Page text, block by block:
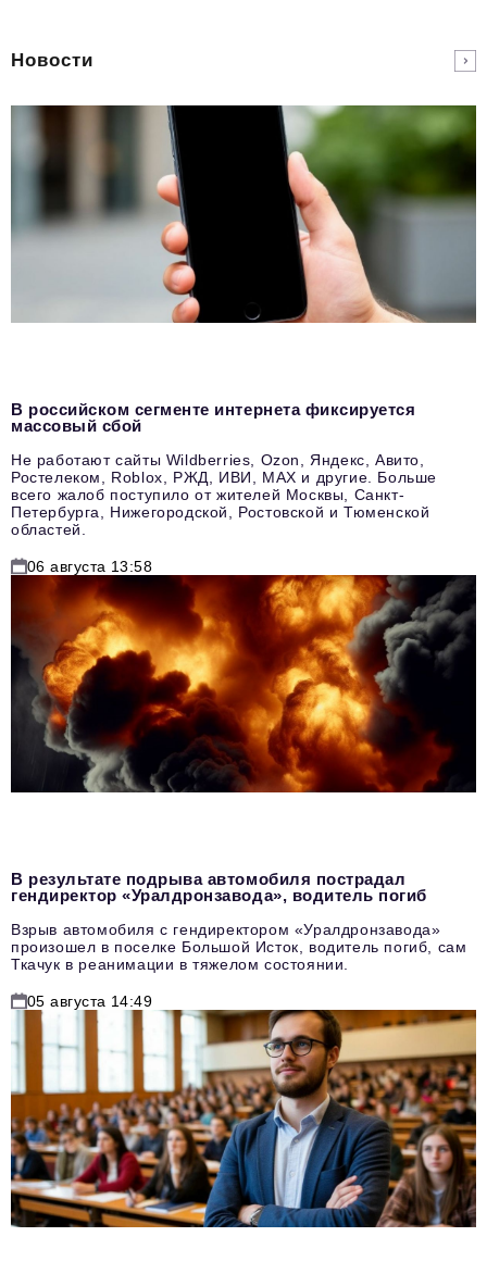
Новости
В российском сегменте интернета фиксируется
массовый сбой
Не работают сайты Wildberries, Ozon, Яндекс, Авито,
Ростелеком, Roblox, РЖД, ИВИ, MAX и другие. Больше
всего жалоб поступило от жителей Москвы, Санкт-
Петербурга, Нижегородской, Ростовской и Тюменской
областей.
06 августа 13:58
В результате подрыва автомобиля пострадал
гендиректор «Уралдронзавода», водитель погиб
Взрыв автомобиля с гендиректором «Уралдронзавода»
произошел в поселке Большой Исток, водитель погиб, сам
Ткачук в реанимации в тяжелом состоянии.
05 августа 14:49